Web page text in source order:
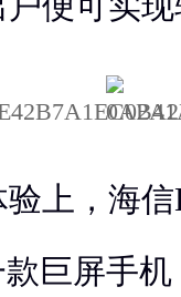
上，海
巨屏手